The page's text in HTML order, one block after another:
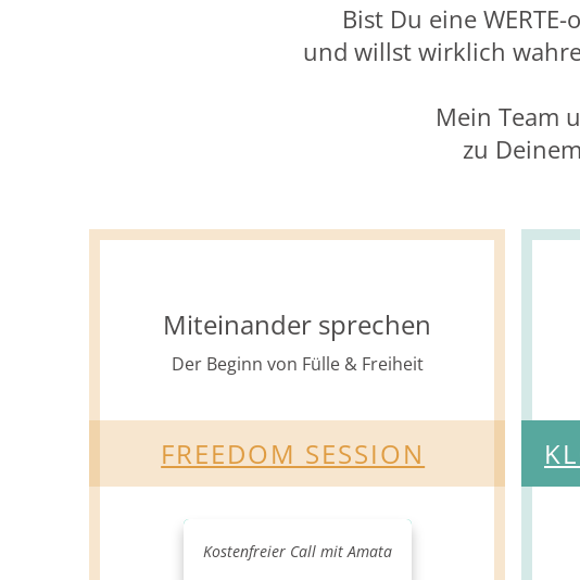
Bist Du eine
und willst wirklich
Mein Team
zu
Miteinander sprechen
Der Beginn von Fülle & Freiheit
FREEDOM SESSION
Kostenfreier Call mit Amata